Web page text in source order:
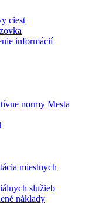
ciest
informácií
normy Mesta
miestnych
služieb
náklady